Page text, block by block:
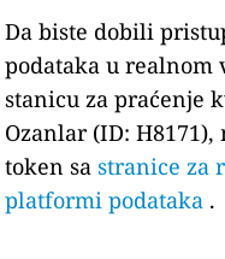
Da biste dobili
podataka u realnom
stanicu za praćenje
Ozanlar (ID:
token sastranice za
platformi podataka .